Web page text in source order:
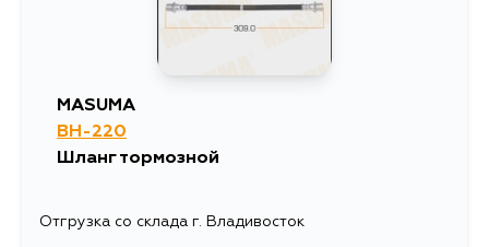
MASUMA
BH-220
Шланг тормозной
Отгрузка со склада г. Владивосток